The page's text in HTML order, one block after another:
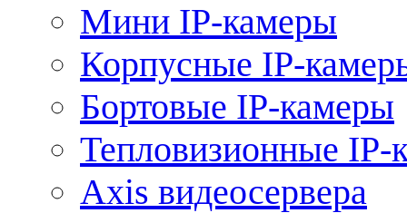
Мини IP-камеры
Корпусные IP-
Бортовые IP-камеры
Тепловизионные IP-
Axis видеосервера